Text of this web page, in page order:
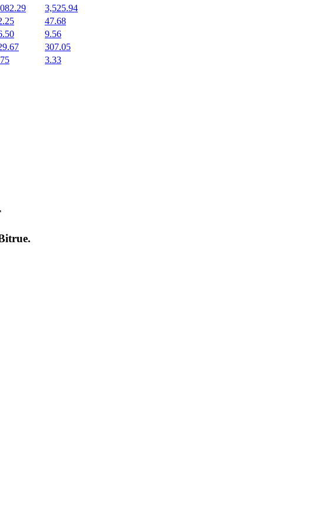
3,525.94
47.68
9.56
307.05
3.33
.